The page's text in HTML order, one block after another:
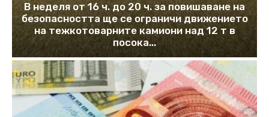
В неделя от 16 ч. до 20 ч. за повишаване на
безопасността ще се ограничи движението
на тежкотоварните камиони над 12 т в
посока...